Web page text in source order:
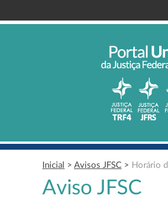
Inicial > Avisos JFSC > Horário
Aviso JFSC